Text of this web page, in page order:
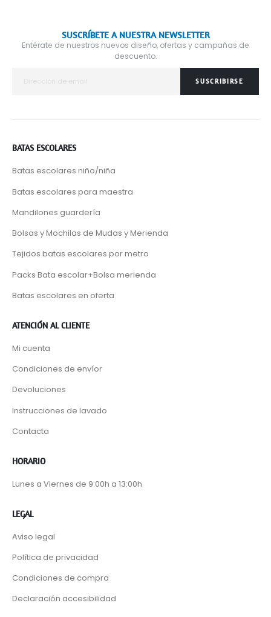
SUSCRÍBETE A NUESTRA NEWSLETTER
Entérate de nuestros nuevos diseño, ofertas y campañas de
descuento.
SUSCRIBIRSE
BATAS ESCOLARES
Batas escolares niño/niña
Batas escolares para maestra
Mandilones guardería
Bolsas y Mochilas de Mudas y Merienda
Tejidos batas escolares por metro
Packs Bata escolar+Bolsa merienda
Batas escolares en oferta
ATENCIÓN AL CLIENTE
Mi cuenta
Condiciones de envíor
Devoluciones
Instrucciones de lavado
Contacta
HORARIO
Lunes a Viernes de 9:00h a 13:00h
LEGAL
Aviso legal
Política de privacidad
Condiciones de compra
Declaración accesibilidad